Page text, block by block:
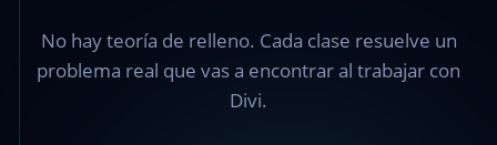
No hay teoría de relleno. Cada clase resuelve un
problema real que vas a encontrar al trabajar con
Divi.